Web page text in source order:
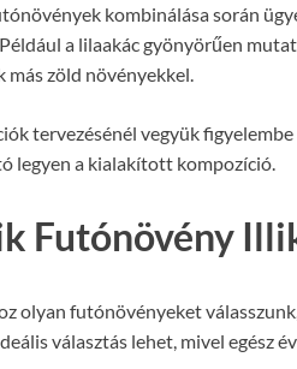
kombinálása során
a lilaakác gyönyörűen
zöld növényekkel.
tervezésénél vegyük
legyen a kialakított kompozíció.
Futónövény
olyan futónövényeket
választás lehet, mivel egész